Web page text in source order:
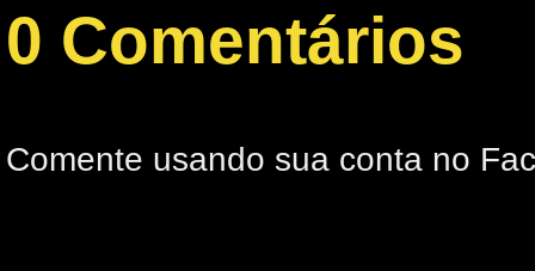
0 Comentários
Comente usando sua conta no